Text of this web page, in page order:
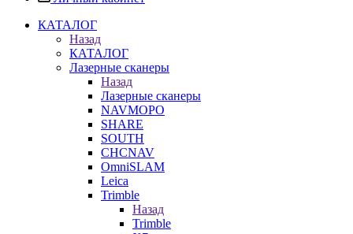
КАТАЛОГ
Назад
КАТАЛОГ
Лазерные сканеры
Назад
Лазерные сканеры
NAVMOPO
SHARE
SOUTH
CHCNAV
OmniSLAM
Leica
Trimble
Назад
Trimble